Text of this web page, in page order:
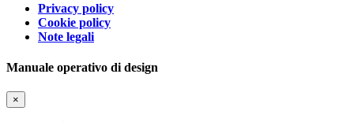
Privacy policy
Cookie policy
Note legali
Manuale operativo di design
×